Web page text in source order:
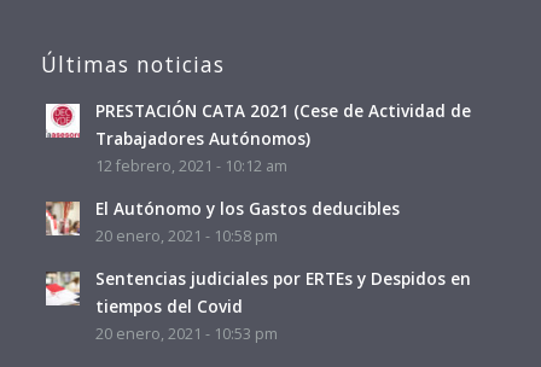
Últimas noticias
PRESTACIÓN CATA 2021 (Cese de Actividad de
Trabajadores Autónomos)
12 febrero, 2021 - 10:12 am
El Autónomo y los Gastos deducibles
20 enero, 2021 - 10:58 pm
Sentencias judiciales por ERTEs y Despidos en
tiempos del Covid
20 enero, 2021 - 10:53 pm